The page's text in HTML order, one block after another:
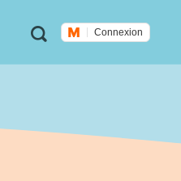
Métanavigation
RechercheConnexion